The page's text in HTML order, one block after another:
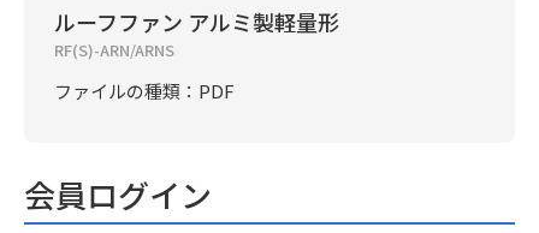
ルーフファン アルミ製軽量形
RF(S)-ARN/ARNS
ファイルの種類：PDF
会員ログイン